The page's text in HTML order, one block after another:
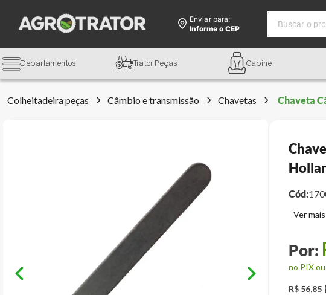
Enviar para:
Informe o CEP
Buscar o
Departamentos Trator Peças Cabine
Colheitadeira peças Câmbio e transmissão Chavetas Chaveta
Cód:
no PIX
R$ 56,85